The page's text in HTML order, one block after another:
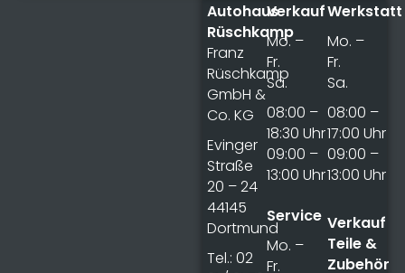
Autohaus
Rüschkamp
Franz
Rüschkamp
GmbH &
Co. KG
Evinger
Straße
20 – 24
44145
Dortmund
Tel.: 02
Verkauf
Mo. –
Fr.
Sa.
08:00 –
18:30 Uhr
09:00 –
13:00 Uhr
Service
Mo. –
Fr.
Werkstatt
Mo. –
Fr.
Sa.
08:00 –
17:00 Uhr
09:00 –
13:00 Uhr
Verkauf
Teile &
Zubehör